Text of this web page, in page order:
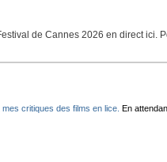
de Cannes 2026 en direct ici.
critiques des films en lice. En